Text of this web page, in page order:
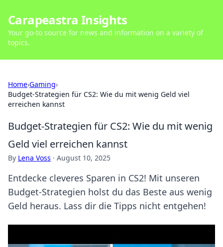
Carapeastra Insights
Your go-to source for news and information on a variety of
topics.
Home›Gaming›
Budget-Strategien für CS2: Wie du mit wenig Geld viel
erreichen kannst
Budget-Strategien für CS2: Wie du mit wenig
Geld viel erreichen kannst
By Lena Voss · August 10, 2025
Entdecke cleveres Sparen in CS2! Mit unseren
Budget-Strategien holst du das Beste aus wenig
Geld heraus. Lass dir die Tipps nicht entgehen!